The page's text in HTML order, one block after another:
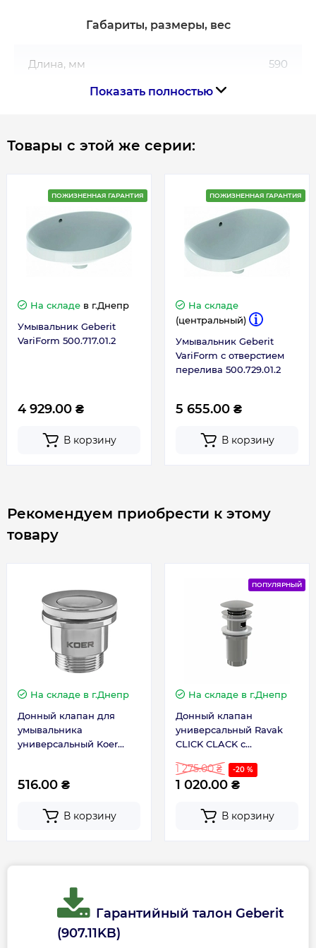
Габариты, размеры, вес
Длина, мм 590
Гарантия
Гарантия производителя, мес 120
Контакты сервисного центра 0800502606
Показать полностью
Товары с этой же серии:
ПОЖИЗНЕННАЯ ГАРАНТИЯ
На складе в г.Днепр
Умывальник Geberit
VariForm 500.717.01.2
4 929.00 ₴
В корзину
ПОЖИЗНЕННАЯ ГАРАНТИЯ
На складе
(центральный)
Умывальник Geberit
VariForm с отверстием
перелива 500.729.01.2
5 655.00 ₴
В корзину
Рекомендуем приобрести к этому
товару
На складе в г.Днепр
Донный клапан для
умывальника
универсальный Koer
516.00 ₴
В корзину
ПОПУЛЯРНЫЙ
На складе в г.Днепр
Донный клапан
универсальный Ravak
CLICK CLACK с
1 275.00 ₴ -20 %
1 020.00 ₴
В корзину
Гарантийный талон Geberit
(907.11KB)